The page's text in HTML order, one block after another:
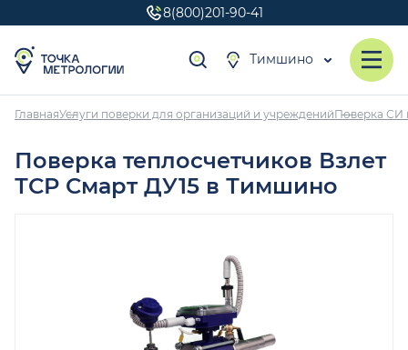
8(800)201-90-41
Тимшино
ГлавнаяУслуги поверки для организаций и учрежденийПоверка СИ
Поверка теплосчетчиков Взлет
ТСР Смарт ДУ15 в Тимшино